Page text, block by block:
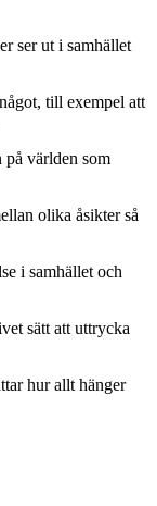
ser ut i samhället
till exempel att
på världen som
olika åsikter så
i samhället och
sätt att uttrycka
hur allt hänger